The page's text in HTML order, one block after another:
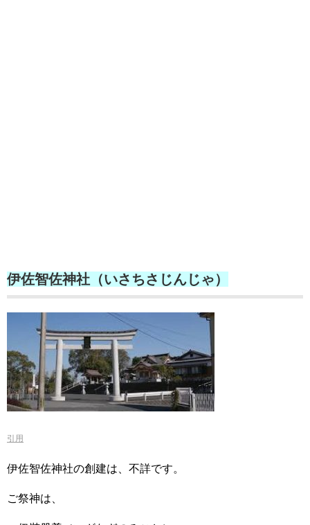
伊佐智佐神社（いさちさじんじゃ）
引用
伊佐智佐神社の創建は、不詳です。
ご祭神は、